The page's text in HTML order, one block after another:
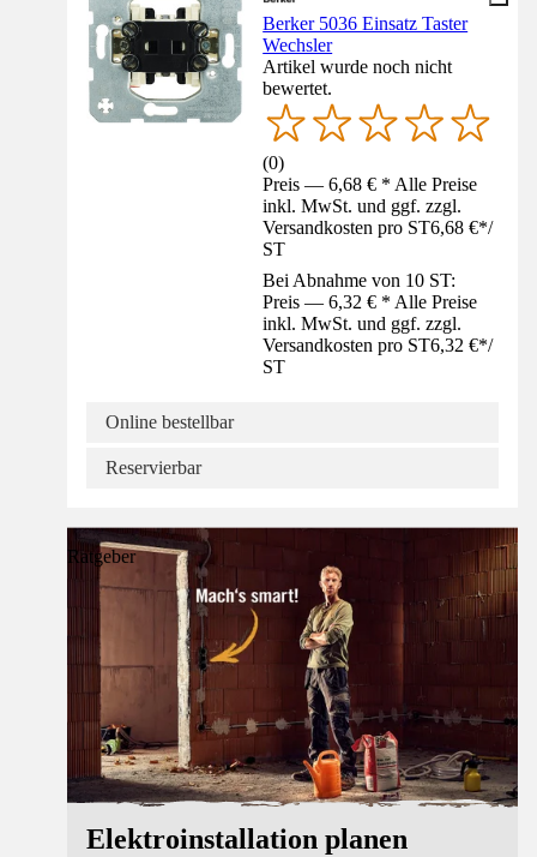
Berker 5036 Einsatz Taster
Wechsler
Artikel wurde noch nicht
bewertet.
(0)
Preis — 6,68 € * Alle Preise
inkl. MwSt. und ggf. zzgl.
Versandkosten pro ST6,68 €*/
ST
Bei Abnahme von 10 ST:
Preis — 6,32 € * Alle Preise
inkl. MwSt. und ggf. zzgl.
Versandkosten pro ST6,32 €*/
ST
Online bestellbar
Reservierbar
Ratgeber
Elektroinstallation planen